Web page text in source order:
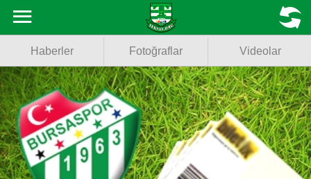
Fotoğraflar
Videolar
Basketbol
Voleybol
MENU
Haberler Fotoğraflar Videolar